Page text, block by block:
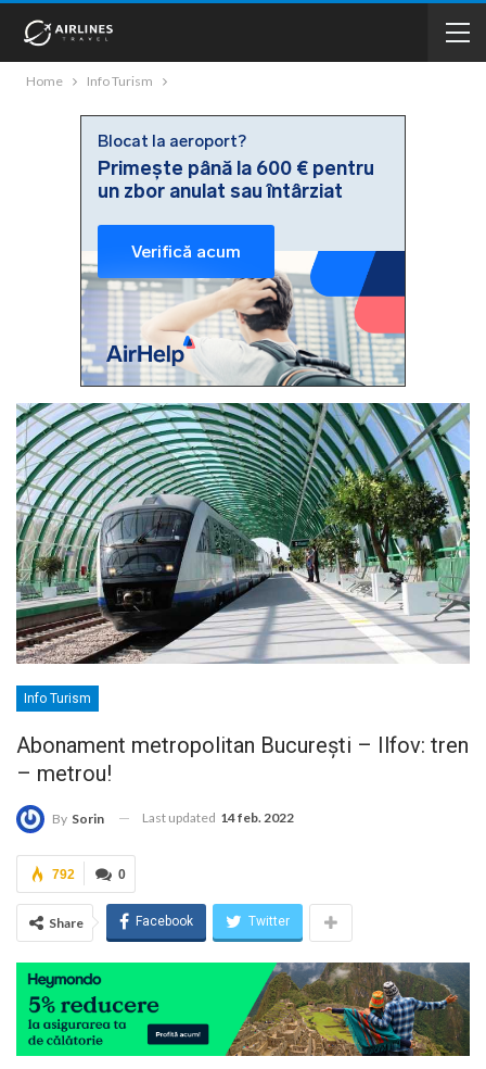
Home Info Turism
Info Turism
Abonament metropolitan București – Ilfov: tren
– metrou!
By Sorin Last updated 14 feb. 2022
0
792
Share Facebook Twitter